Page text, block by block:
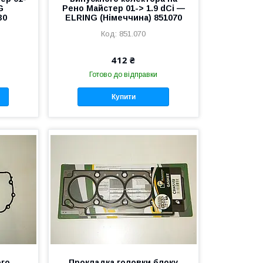
Рено Майстер 01-> 1.9 dCi —
ELRING (Німеччина) 851070
851.070
412 ₴
Готово до відправки
Купити